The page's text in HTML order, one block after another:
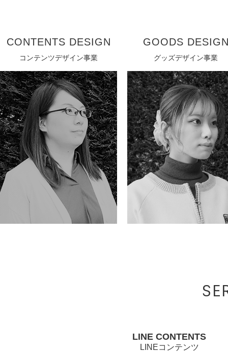
CONTENTS DESIGN
コンテンツデザイン事業
GOODS
グッズデザイン事業
LINE CONTENTS
LINEコンテンツ